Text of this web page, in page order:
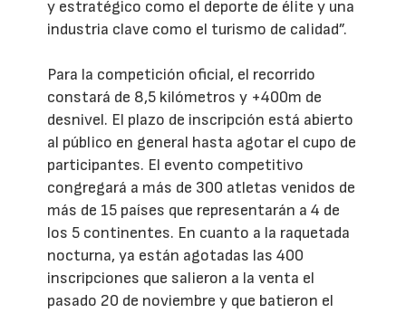
y estratégico como el deporte de élite y una
industria clave como el turismo de calidad”.
Para la competición oficial, el recorrido
constará de 8,5 kilómetros y +400m de
desnivel. El plazo de inscripción está abierto
al público en general hasta agotar el cupo de
participantes. El evento competitivo
congregará a más de 300 atletas venidos de
más de 15 países que representarán a 4 de
los 5 continentes. En cuanto a la raquetada
nocturna, ya están agotadas las 400
inscripciones que salieron a la venta el
pasado 20 de noviembre y que batieron el